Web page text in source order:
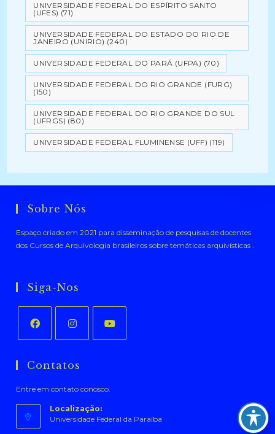
UNIVERSIDADE FEDERAL DO ESPÍRITO SANTO
(UFES) (71)
UNIVERSIDADE FEDERAL DO ESTADO DO RIO DE
JANEIRO (UNIRIO) (240)
UNIVERSIDADE FEDERAL DO PARÁ (UFPA) (70)
UNIVERSIDADE FEDERAL DO RIO GRANDE (FURG)
(150)
UNIVERSIDADE FEDERAL DO RIO GRANDE DO SUL
(UFRGS) (80)
UNIVERSIDADE FEDERAL FLUMINENSE (UFF) (119)
Sobre Nós
Espaço criado em 2021 para disseminação de pesquisas de docentes
dos Cursos de Arquivologia brasileiros sobre temáticas arquivísticas .
Siga-Nos
em
nova
aba
em
nova
aba
nova
aba
Contatos
Entre em contato conosco.
Localização:
Universidade Federal da Paraíba